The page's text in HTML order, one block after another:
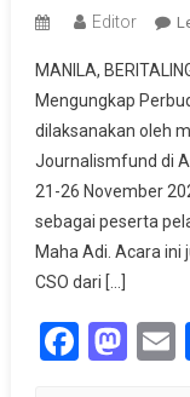
Editor
MANILA,
Mengungkap
dilaksanakan oleh
Journalismfund di
21-26 November
sebagai peserta
Maha Adi. Acara ini
CSO dari […]